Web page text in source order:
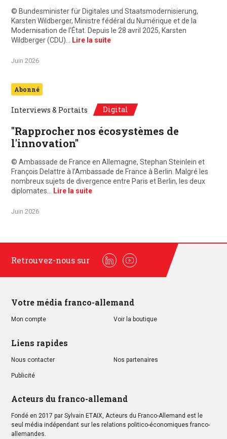
© Bundesminister für Digitales und Staatsmodernisierung,
Karsten Wildberger, Ministre fédéral du Numérique et de la
Modernisation de l’État. Depuis le 28 avril 2025, Karsten
Wildberger (CDU)… Lire la suite
Juin 2026
Abonné
Interviews & Portaits Digital
"Rapprocher nos écosystèmes de
l'innovation"
© Ambassade de France en Allemagne, Stephan Steinlein et
François Delattre à l’Ambassade de France à Berlin. Malgré les
nombreux sujets de divergence entre Paris et Berlin, les deux
diplomates… Lire la suite
Juin 2026
Retrouvez-nous sur
LinkedinYoutube
Votre média franco-allemand
Mon compte Voir la boutique
Liens rapides
Nous contacter Nos partenaires
Publicité
Acteurs du franco-allemand
Fondé en 2017 par Sylvain ETAIX, Acteurs du Franco-Allemand est le
seul média indépendant sur les relations politico-économiques franco-
allemandes.